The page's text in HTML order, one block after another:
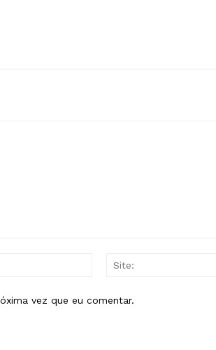
vez que eu comentar.